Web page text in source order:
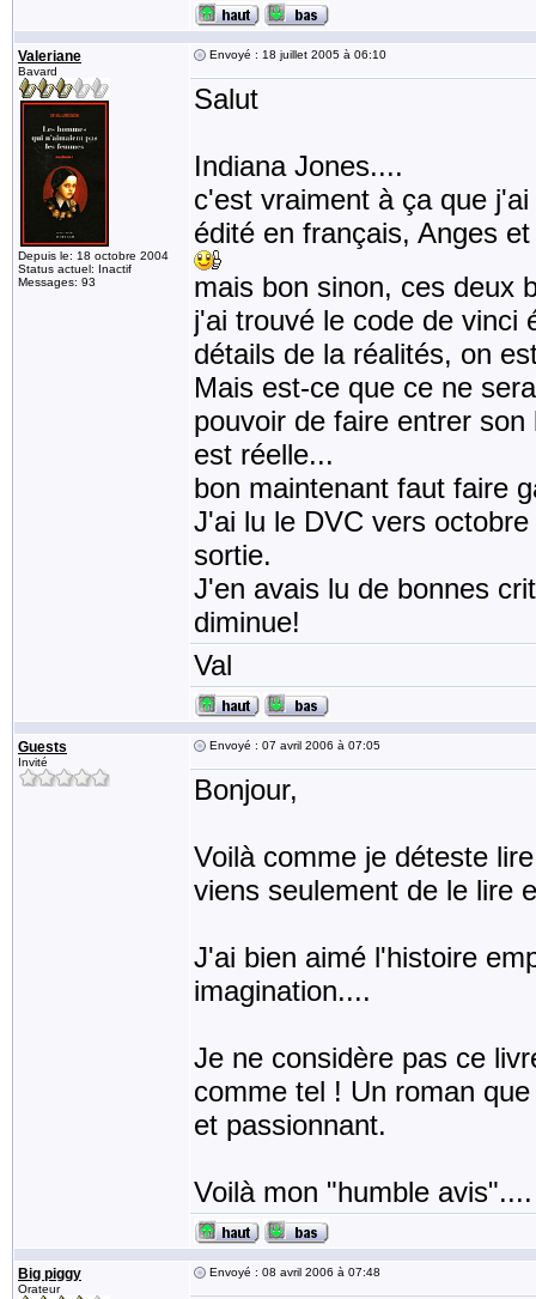
Valeriane
Bavard
Depuis le: 18 octobre 2004
Status actuel: Inactif
Messages: 93
Envoyé : 18 juillet 2005 à 06:10
Salut
Indiana Jones....
c'est vraiment à ça que
édité en français, Anges
mais bon sinon, ces deux
j'ai trouvé le code de vinci
détails de la réalités, on
Mais est-ce que ce ne
pouvoir de faire entrer
est réelle...
bon maintenant faut faire
J'ai lu le DVC vers
sortie.
J'en avais lu de bonnes
diminue!
Val
Guests
Invité
Envoyé : 07 avril 2006 à 07:05
Bonjour,
Voilà comme je déteste
viens seulement de le lire
J'ai bien aimé l'histoire
imagination....
Je ne considère pas ce
comme tel ! Un roman
et passionnant.
Voilà mon "humble
Big piggy
Orateur
Envoyé : 08 avril 2006 à 07:48